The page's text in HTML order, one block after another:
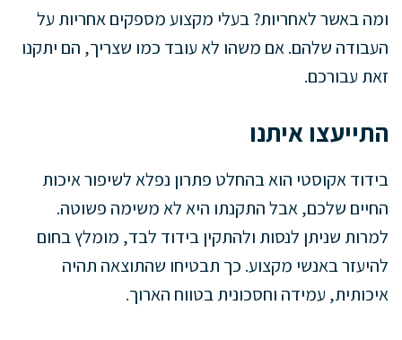
ומה באשר לאחריות? בעלי מקצוע מספקים אחריות על
העבודה שלהם. אם משהו לא עובד כמו שצריך, הם יתקנו
זאת עבורכם.
התייעצו איתנו
בידוד אקוסטי הוא בהחלט פתרון נפלא לשיפור איכות
החיים שלכם, אבל התקנתו היא לא משימה פשוטה.
למרות שניתן לנסות ולהתקין בידוד לבד, מומלץ בחום
להיעזר באנשי מקצוע. כך תבטיחו שהתוצאה תהיה
איכותית, עמידה וחסכונית בטווח הארוך.